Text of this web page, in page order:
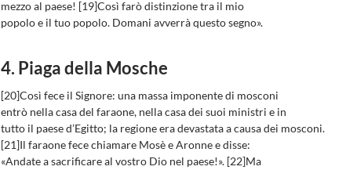
mezzo al paese! [19]Così farò distinzione tra il mio
popolo e il tuo popolo. Domani avverrà questo segno».
4. Piaga della Mosche
[20]Così fece il Signore: una massa imponente di mosconi
entrò nella casa del faraone, nella casa dei suoi ministri e in
tutto il paese d’Egitto; la regione era devastata a causa dei mosconi.
[21]Il faraone fece chiamare Mosè e Aronne e disse:
«Andate a sacrificare al vostro Dio nel paese!». [22]Ma